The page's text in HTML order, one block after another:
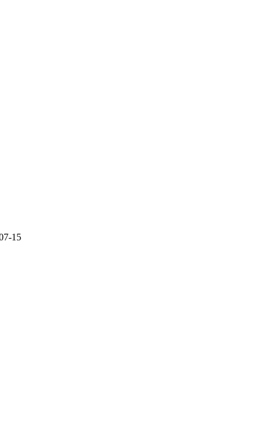
15